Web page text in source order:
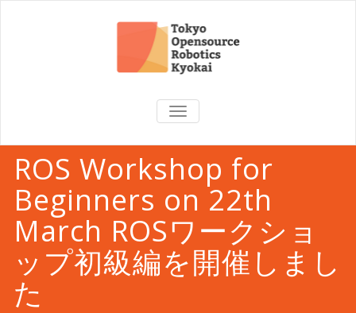
TOGGLE
NAVIGATION
ROS Workshop for
Beginners on 22th
March ROSワークショ
ップ初級編を開催しまし
た